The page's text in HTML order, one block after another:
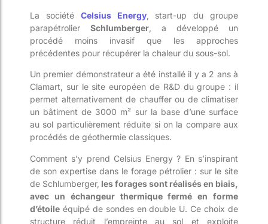
La société Celsius Energy, start-up du groupe
parapétrolier Schlumberger , a développé un
procédé moins invasif que les approches
précédentes pour récupérer la chaleur du sous-sol.
Un premier démonstrateur a été installé il y a 2 ans à
Clamart, sur le site européen de R&D du groupe : il
permet alternativement de chauffer ou de climatiser
un bâtiment de 3000 m² sur la base d’une surface
au sol particulièrement réduite si on la compare aux
procédés de géothermie classiques.
Comment s’y prend Celsius Energy ? En s’inspirant
de son expertise dans le forage pétrolier : sur le site
de Schlumberger, les forages sont réalisés en biais,
avec un échangeur thermique fermé en forme
d’étoile équipé de sondes en double U. Ce choix de
structure réduit l’empreinte au sol et exploite